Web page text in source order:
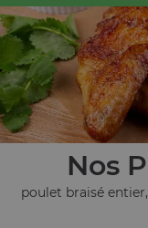
Nos
poulet braisé